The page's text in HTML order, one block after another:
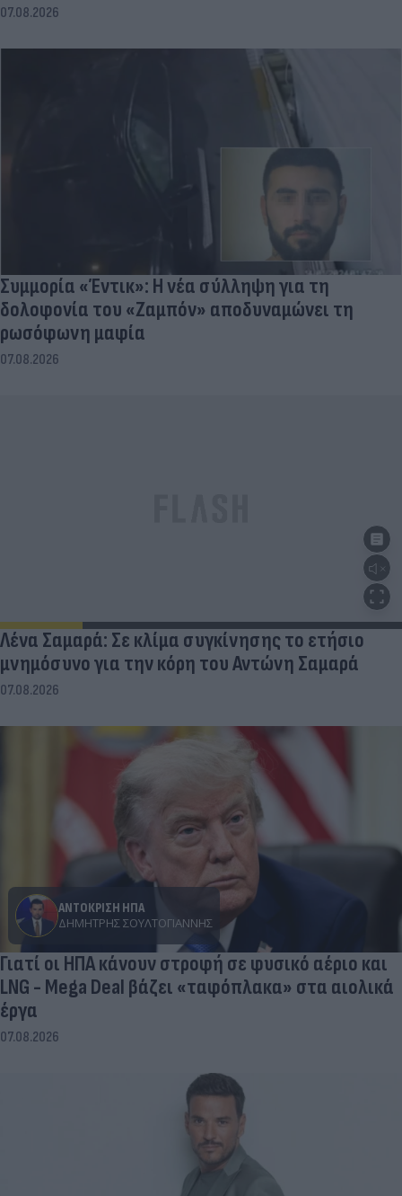
Συμμορία «Έντικ»: Η νέα σύλληψη για τη
δολοφονία του «Ζαμπόν» αποδυναμώνει τη
ρωσόφωνη μαφία
07.08.2026
Λένα Σαμαρά: Σε κλίμα συγκίνησης το ετήσιο
μνημόσυνο για την κόρη του Αντώνη Σαμαρά
07.08.2026
ΑΝΤΟΚΡΙΣΗ ΗΠΑ
ΔΗΜΉΤΡΗΣ ΣΟΥΛΤΟΓΙΆΝΝΗΣ
Γιατί οι ΗΠΑ κάνουν στροφή σε φυσικό αέριο και
LNG - Mega Deal βάζει «ταφόπλακα» στα αιολικά
έργα
07.08.2026